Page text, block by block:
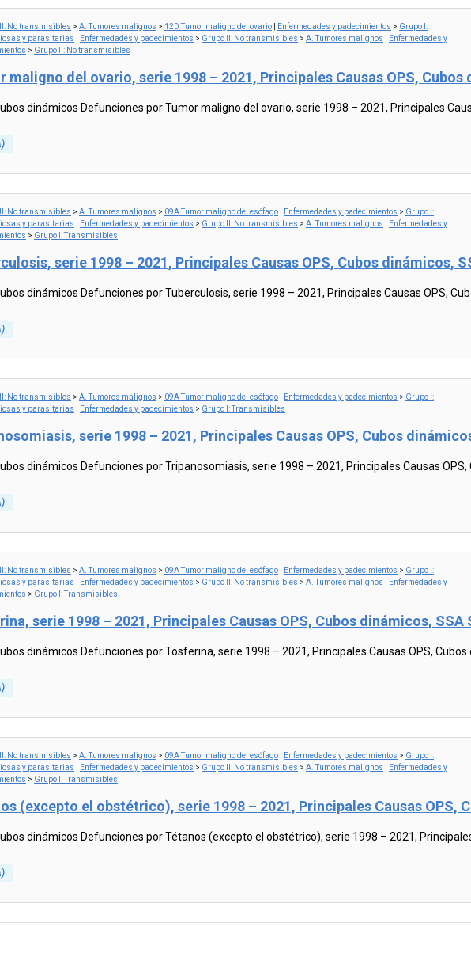
No transmisibles > A. Tumores malignos > 12D Tumor maligno del ovario Enfermedades y padecimientos > Grupo I:
y parasitarias Enfermedades y padecimientos > Grupo II: No transmisibles > A. Tumores malignos
Enfermedades y
> Grupo II: No transmisibles
maligno del ovario, serie 1998 – 2021, Principales Causas OPS, Cubos
dinámicos Defunciones por Tumor maligno del ovario, serie 1998 – 2021, Principales
No transmisibles > A. Tumores malignos > 09A Tumor maligno del esófago Enfermedades y padecimientos > Grupo I:
y parasitarias Enfermedades y padecimientos > Grupo II: No transmisibles > A. Tumores malignos
Enfermedades y
> Grupo I: Transmisibles
serie 1998 – 2021, Principales Causas OPS, Cubos dinámicos,
dinámicos Defunciones por Tuberculosis, serie 1998 – 2021, Principales Causas OPS,
No transmisibles > A. Tumores malignos > 09A Tumor maligno del esófago Enfermedades y padecimientos > Grupo I:
y parasitarias Enfermedades y padecimientos > Grupo I: Transmisibles
serie 1998 – 2021, Principales Causas OPS, Cubos
dinámicos Defunciones por Tripanosomiasis, serie 1998 – 2021, Principales Causas
No transmisibles > A. Tumores malignos > 09A Tumor maligno del esófago Enfermedades y padecimientos > Grupo I:
y parasitarias Enfermedades y padecimientos > Grupo II: No transmisibles > A. Tumores malignos
Enfermedades y
> Grupo I: Transmisibles
serie 1998 – 2021, Principales Causas OPS, Cubos dinámicos, SSA
dinámicos Defunciones por Tosferina, serie 1998 – 2021, Principales Causas OPS, Cubos
No transmisibles > A. Tumores malignos > 09A Tumor maligno del esófago Enfermedades y padecimientos > Grupo I:
y parasitarias Enfermedades y padecimientos > Grupo II: No transmisibles > A. Tumores malignos
Enfermedades y
> Grupo I: Transmisibles
(excepto el obstétrico), serie 1998 – 2021, Principales Causas OPS,
dinámicos Defunciones por Tétanos (excepto el obstétrico), serie 1998 – 2021,